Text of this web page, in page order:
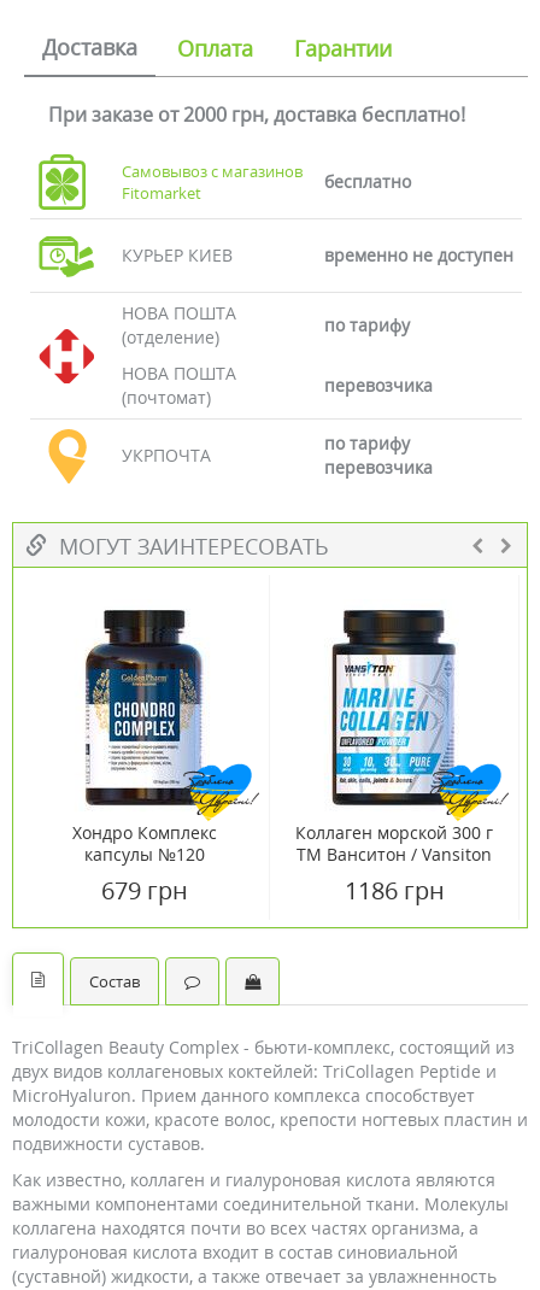
Доставка Оплата Гарантии
При заказе от 2000 грн, доставка бесплатно!
Самовывоз с магазинов
Fitomarket
бесплатно
КУРЬЕР КИЕВ временно не доступен
НОВА ПОШТА
(отделение)
по тарифу
НОВА ПОШТА
(почтомат)
перевозчика
УКРПОЧТА
по тарифу
перевозчика
МОГУТ ЗАИНТЕРЕСОВАТЬ
Хондро Комплекс
капсулы №120
679 грн
Коллаген морской 300 г
ТМ Ванситон / Vansiton
1186 грн
Состав
TriCollagen Beauty Complex - бьюти-комплекс, состоящий из
двух видов коллагеновых коктейлей: TriCollagen Peptide и
MicroHyaluron. Прием данного комплекса способствует
молодости кожи, красоте волос, крепости ногтевых пластин и
подвижности суставов.
Как известно, коллаген и гиалуроновая кислота являются
важными компонентами соединительной ткани. Молекулы
коллагена находятся почти во всех частях организма, а
гиалуроновая кислота входит в состав синовиальной
(суставной) жидкости, а также отвечает за увлажненность